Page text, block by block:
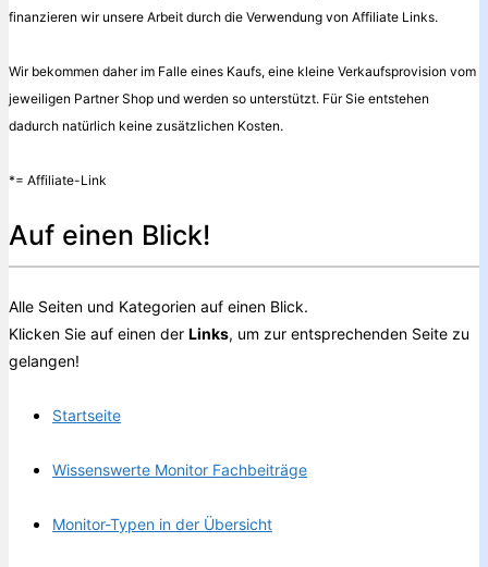
finanzieren wir unsere Arbeit durch die Verwendung von Affiliate Links.
Wir bekommen daher im Falle eines Kaufs, eine kleine Verkaufsprovision vom
jeweiligen Partner Shop und werden so unterstützt. Für Sie entstehen
dadurch natürlich keine zusätzlichen Kosten.
*= Affiliate-Link
Auf einen Blick!
Alle Seiten und Kategorien auf einen Blick.
Klicken Sie auf einen der Links, um zur entsprechenden Seite zu
gelangen!
Startseite
Wissenswerte Monitor Fachbeiträge
Monitor-Typen in der Übersicht